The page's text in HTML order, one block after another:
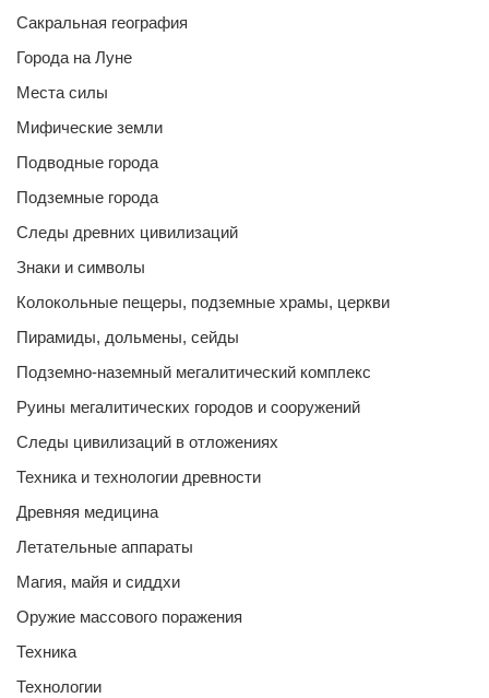
Сакральная география
Города на Луне
Места силы
Мифические земли
Подводные города
Подземные города
Следы древних цивилизаций
Знаки и символы
Колокольные пещеры, подземные храмы, церкви
Пирамиды, дольмены, сейды
Подземно-наземный мегалитический комплекс
Руины мегалитических городов и сооружений
Следы цивилизаций в отложениях
Техника и технологии древности
Древняя медицина
Летательные аппараты
Магия, майя и сиддхи
Оружие массового поражения
Техника
Технологии